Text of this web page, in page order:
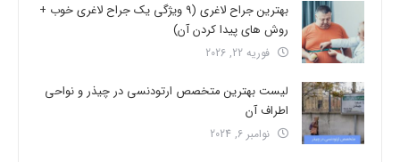
بهترین جراح لاغری (9 ویژگی یک جراح لاغری خوب +
روش های پیدا کردن آن)
فوریه 22, 2026
لیست بهترین متخصص ارتودنسی در چیذر و نواحی
اطراف آن
نوامبر 6, 2024